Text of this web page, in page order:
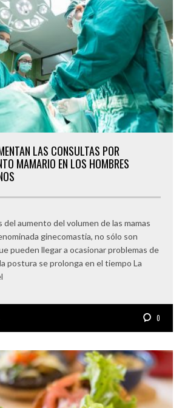
LAS CONSULTAS POR
MAMARIO EN LOS HOMBRES
del aumento del volumen de las mamas
ginecomastia, no sólo son
pueden llegar a ocasionar problemas de
postura se prolonga en el tiempo La
0